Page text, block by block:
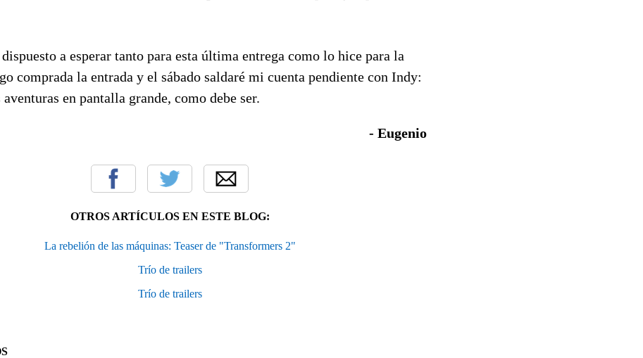
a esperar tanto para esta última entrega como lo hice para la
comprada la entrada y el sábado saldaré mi cuenta pendiente con Indy:
en pantalla grande, como debe ser.
- Eugenio
OTROS ARTÍCULOS EN ESTE BLOG:
La rebelión de las máquinas: Teaser de "Transformers 2"
Trío de trailers
Trío de trailers